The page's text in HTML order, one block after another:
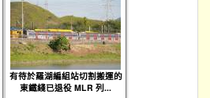
有待於羅湖編組站切割搬運的
東鐵綫已退役 MLR 列...